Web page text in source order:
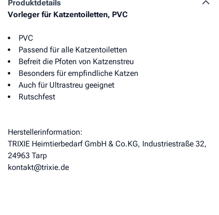
Produkt­details
Vorleger für Katzentoiletten, PVC
PVC
Passend für alle Katzentoiletten
Befreit die Pfoten von Katzenstreu
Besonders für empfindliche Katzen
Auch für Ultrastreu geeignet
Rutschfest
Herstellerinformation:
TRIXIE Heimtierbedarf GmbH & Co.KG, Industriestraße 32,
24963 Tarp
kontakt@trixie.de